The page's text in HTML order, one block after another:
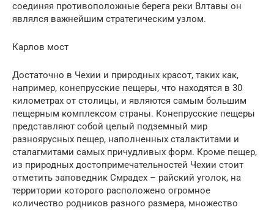
соединяя противоположные берега реки Влтавы он
являлся важнейшим стратегическим узлом.
Карлов мост
Достаточно в Чехии и природных красот, таких как,
например, конепрусские пещеры, что находятся в 30
километрах от столицы, и являются самым большим
пещерным комплексом страны. Конепрусские пещеры
представляют собой целый подземный мир
разноярусных пещер, наполненных сталактитами и
сталагмитами самых причудливых форм. Кроме пещер,
из природных достопримечательностей Чехии стоит
отметить заповедник Смрадех – райский уголок, на
территории которого расположено огромное
количество родников разного размера, множество